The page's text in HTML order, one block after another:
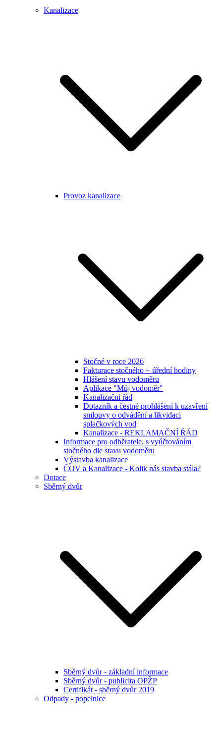
Kanalizace
Provoz kanalizace
Stočné v roce 2026
Fakturace stočného + úřední hodiny
Hlášení stavu vodoměru
Aplikace "Můj vodoměr"
Kanalizační řád
Dotazník a čestné prohlášení k uzavření
smlouvy o odvádění a likvidaci
splačkových vod
Kanalizace - REKLAMAČNÍ ŘÁD
Informace pro odběratele, s vyúčtováním
stočného dle stavu vodoměru
Výstavba kanalizace
ČOV a Kanalizace - Kolik nás stavba stála?
Dotace
Sběrný dvůr
Sběrný dvůr - základní informace
Sběrný dvůr - publicita OPŽP
Certifikát - sběrný dvůr 2019
Odpady - popelnice